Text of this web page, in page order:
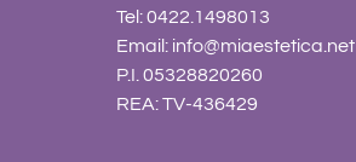
Tel: 0422.1498013
Email: info@miaestetica.net
P.I. 05328820260
REA: TV-436429